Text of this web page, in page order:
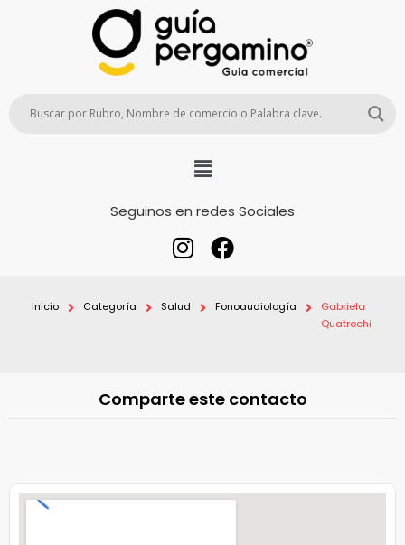
Seguinos en redes Sociales
Inicio Categoría Salud Fonoaudiología
Gabriela
Quatrochi
Comparte este contacto